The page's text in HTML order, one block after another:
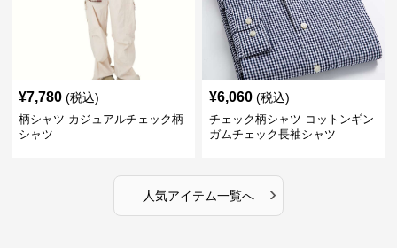
¥7,780 (税込)
柄シャツ カジュアルチェック柄
シャツ
¥6,060 (税込)
チェック柄シャツ コットンギン
ガムチェック長袖シャツ
人気アイテム一覧へ ›